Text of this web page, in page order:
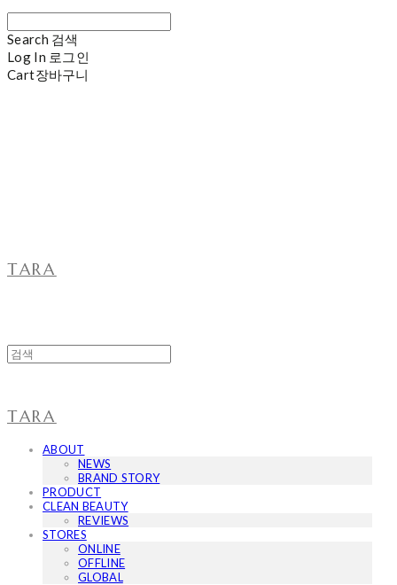
Search 검색
Log In 로그인
Cart장바구니
TARA
TARA
ABOUT
NEWS
BRAND STORY
PRODUCT
CLEAN BEAUTY
REVIEWS
STORES
ONLINE
OFFLINE
GLOBAL